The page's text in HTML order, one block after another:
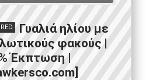
Γυαλιά ηλίου με
φακούς |
Έκπτωση |